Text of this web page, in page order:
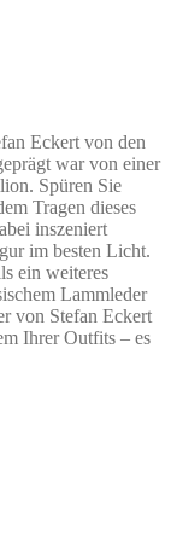
Eckert von den
war von einer
Spüren Sie
Tragen dieses
inszeniert
im besten Licht.
ein weiteres
Lammleder
von Stefan Eckert
Ihrer Outfits – es